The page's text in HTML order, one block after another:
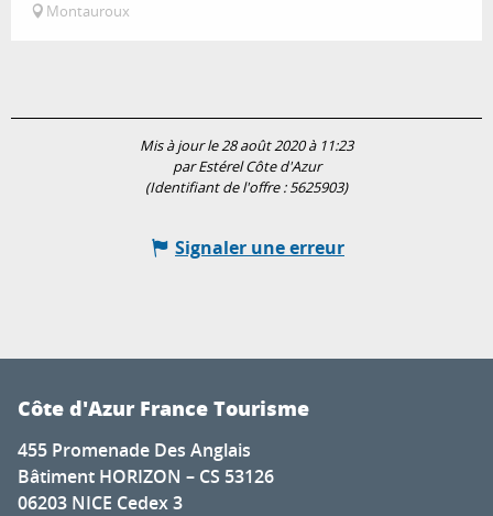
Montauroux
Mis à jour le 28 août 2020 à 11:23
par Estérel Côte d'Azur
(Identifiant de l'offre :5625903)
Signaler une erreur
Côte d'Azur France Tourisme
455 Promenade Des Anglais
Bâtiment HORIZON – CS 53126
06203 NICE Cedex 3